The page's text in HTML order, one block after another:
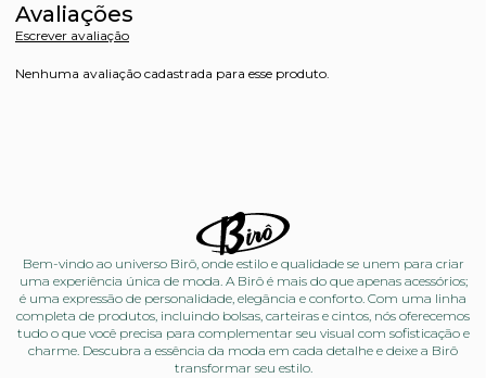
Avaliações
Escrever avaliação
Nenhuma avaliação cadastrada para esse produto.
Bem-vindo ao universo Birô, onde estilo e qualidade se unem para criar
uma experiência única de moda. A Birô é mais do que apenas acessórios;
é uma expressão de personalidade, elegância e conforto. Com uma linha
completa de produtos, incluindo bolsas, carteiras e cintos, nós oferecemos
tudo o que você precisa para complementar seu visual com sofisticação e
charme. Descubra a essência da moda em cada detalhe e deixe a Birô
transformar seu estilo.